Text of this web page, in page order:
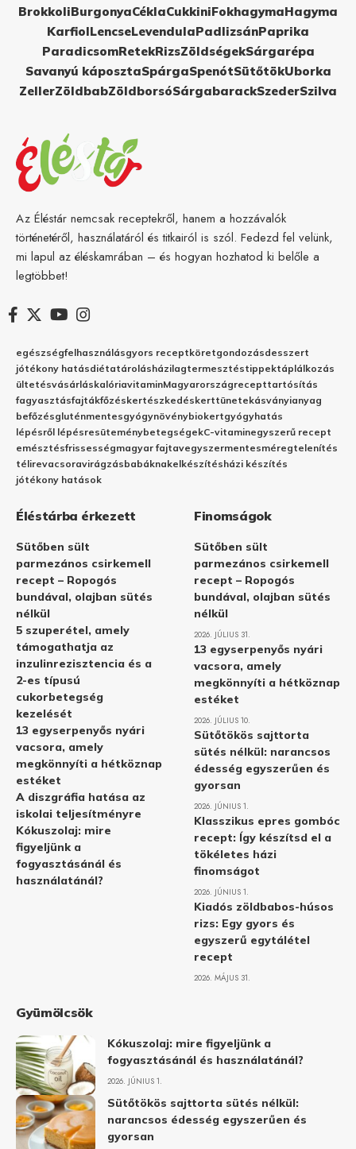
BrokkoliBurgonyaCéklaCukkiniFokhagymaHagyma
KarfiolLencseLevendulaPadlizsánPaprika
ParadicsomRetekRizsZöldségekSárgarépa
Savanyú káposztaSpárgaSpenótSütőtökUborka
ZellerZöldbabZöldborsóSárgabarackSzederSzilva
Az Éléstár nemcsak receptekről, hanem a hozzávalók
történetéről, használatáról és titkairól is szól. Fedezd fel velünk,
mi lapul az éléskamrában – és hogyan hozhatod ki belőle a
legtöbbet!
egészségfelhasználásgyors receptköretgondozásdesszert
jótékony hatásdiétatárolásházilagtermesztéstippektáplálkozás
ültetésvásárláskalóriavitaminMagyarországrecepttartósítás
fagyasztásfajtákfőzéskertészkedéskerttünetekásványianyag
befőzésgluténmentesgyógynövénybiokertgyógyhatás
lépésről lépésresüteménybetegségekC-vitaminegyszerű recept
emésztésfrissességmagyar fajtavegyszermentesméregtelenítés
télirevacsoravirágzásbabáknakelkészítésházi készítés
jótékony hatások
Éléstárba érkezett
Sütőben sült
parmezános csirkemell
recept – Ropogós
bundával, olajban sütés
nélkül
5 szuperétel, amely
támogathatja az
inzulinrezisztencia és a
2-es típusú
cukorbetegség
kezelését
13 egyserpenyős nyári
vacsora, amely
megkönnyíti a hétköznap
estéket
A diszgráfia hatása az
iskolai teljesítményre
Kókuszolaj: mire
figyeljünk a
fogyasztásánál és
használatánál?
Finomságok
Sütőben sült
parmezános csirkemell
recept – Ropogós
bundával, olajban sütés
nélkül
2026. JÚLIUS 31.
13 egyserpenyős nyári
vacsora, amely
megkönnyíti a hétköznap
estéket
2026. JÚLIUS 10.
Sütőtökös sajttorta
sütés nélkül: narancsos
édesség egyszerűen és
gyorsan
2026. JÚNIUS 1.
Klasszikus epres gombóc
recept: Így készítsd el a
tökéletes házi
finomságot
2026. JÚNIUS 1.
Kiadós zöldbabos-húsos
rizs: Egy gyors és
egyszerű egytálétel
recept
2026. MÁJUS 31.
Gyümölcsök
Kókuszolaj: mire figyeljünk a
fogyasztásánál és használatánál?
2026. JÚNIUS 1.
Sütőtökös sajttorta sütés nélkül:
narancsos édesség egyszerűen és
gyorsan